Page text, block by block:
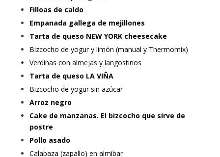
Filloas de caldo
Empanada gallega de mejillones
Tarta de queso NEW YORK cheesecake
Bizcocho de yogur y limón (manual y Thermomix)
Verdinas con almejas y langostinos
Tarta de queso LA VIÑA
Bizcocho de yogur sin azúcar
Arroz negro
Cake de manzanas. El bizcocho que sirve de
postre
Pollo asado
Calabaza (zapallo) en almíbar